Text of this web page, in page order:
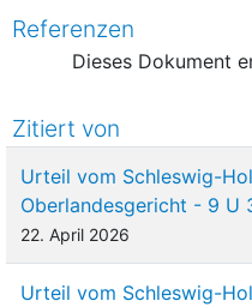
Referenzen
Dieses Dokument
Zitiert von
Urteil vom Schleswig-
Oberlandesgericht - 9 U
22. April 2026
Urteil vom Schleswig-